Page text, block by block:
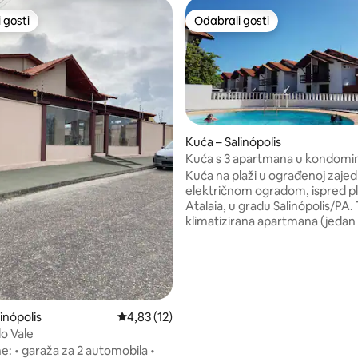
5, recenzija: 4
gosti
gosti
Prosječna ocjena: 4,83/5, recenzija: 12
4,83 (12)
Vale
•
Odabrali gosti
Odabrali gosti
Kuća – Salinópolis
Kuća s 3 apartmana u
plaže Atalaia
Kuća na plaži u ograđenoj
električnom ogradom, ispred
Atalaia, u gradu Salinópolis/PA.
klimatizirana apartmana (jedan